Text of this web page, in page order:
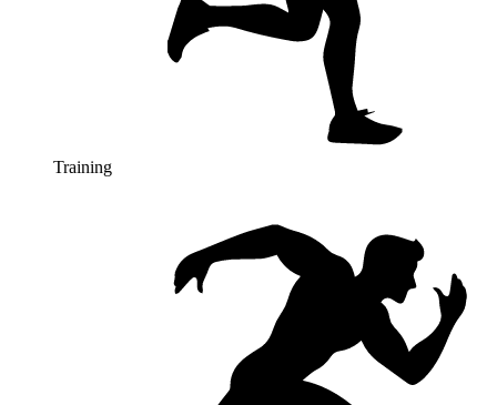
Training